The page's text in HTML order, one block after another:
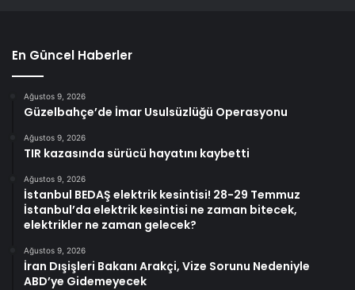
En Güncel Haberler
Ağustos 9, 2026
Güzelbahçe’de İmar Usulsüzlüğü Operasyonu
Ağustos 9, 2026
TIR kazasında sürücü hayatını kaybetti
Ağustos 9, 2026
İstanbul BEDAŞ elektrik kesintisi! 28-29 Temmuz
İstanbul’da elektrik kesintisi ne zaman bitecek,
elektrikler ne zaman gelecek?
Ağustos 9, 2026
İran Dışişleri Bakanı Arakçi, Vize Sorunu Nedeniyle
ABD’ye Gidemeyecek